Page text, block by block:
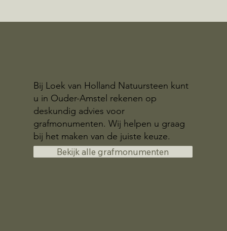
Bij Loek van Holland Natuursteen kunt
u in Ouder-Amstel rekenen op
deskundig advies voor
grafmonumenten. Wij helpen u graag
bij het maken van de juiste keuze.
Bekijk alle grafmonumenten